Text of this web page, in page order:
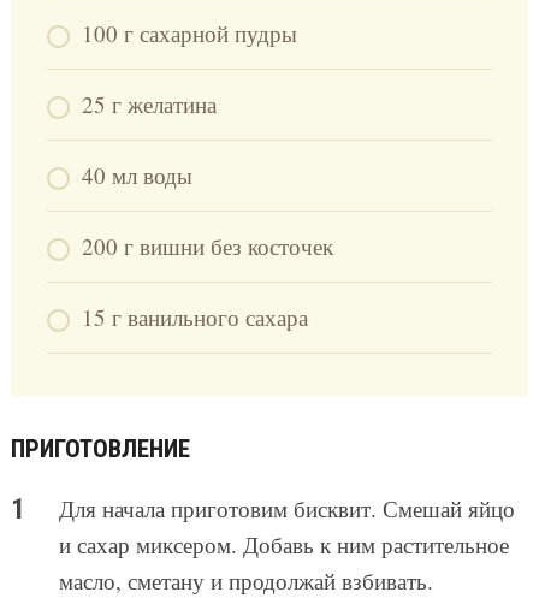
100 г сахарной пудры
25 г желатина
40 мл воды
200 г вишни без косточек
15 г ванильного сахара
ПРИГОТОВЛЕНИЕ
Для начала приготовим бисквит. Смешай яйцо
и сахар миксером. Добавь к ним растительное
масло, сметану и продолжай взбивать.